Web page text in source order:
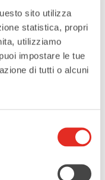
sito utilizza
statistica, propri
utilizziamo
impostare le tue
di tutti o alcuni